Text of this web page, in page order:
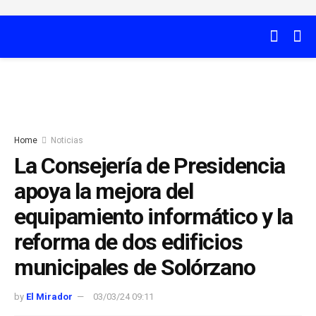
Home Noticias
La Consejería de Presidencia
apoya la mejora del
equipamiento informático y la
reforma de dos edificios
municipales de Solórzano
by El Mirador 03/03/24 09:11